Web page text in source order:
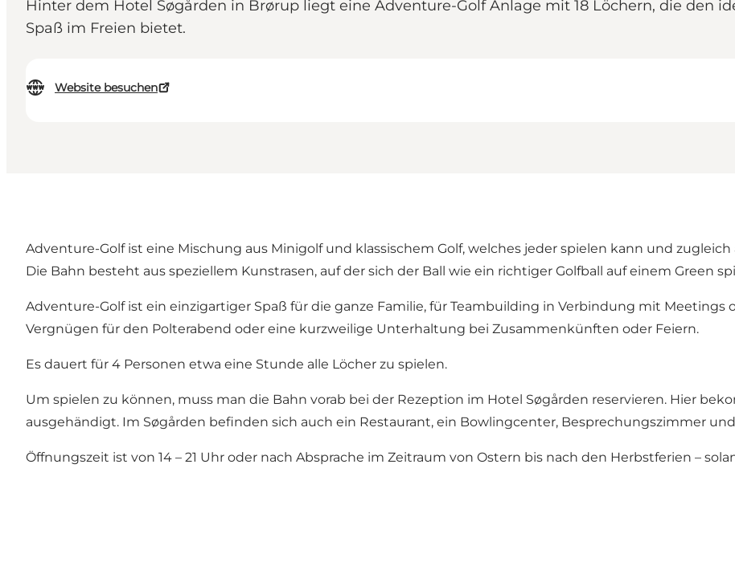
Hinter dem Hotel Søgården in Brørup liegt eine Adventure-Golf Anlage mit 18 Löchern, die den
Spaß im Freien bietet.
Website besuchen
Adventure-Golf ist eine Mischung aus Minigolf und klassischem Golf, welches jeder spielen kann und
Die Bahn besteht aus speziellem Kunstrasen, auf der sich der Ball wie ein richtiger Golfball auf einem Green
Adventure-Golf ist ein einzigartiger Spaß für die ganze Familie, für Teambuilding in Verbindung mit
Vergnügen für den Polterabend oder eine kurzweilige Unterhaltung bei Zusammenkünften oder Feiern.
Es dauert für 4 Personen etwa eine Stunde alle Löcher zu spielen.
Um spielen zu können, muss man die Bahn vorab bei der Rezeption im Hotel Søgården reservieren. Hier
ausgehändigt. Im Søgården befinden sich auch ein Restaurant, ein Bowlingcenter, Besprechungszimmer
Öffnungszeit ist von 14 – 21 Uhr oder nach Absprache im Zeitraum von Ostern bis nach den Herbstferien –